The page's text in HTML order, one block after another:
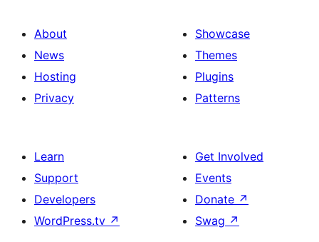
About
News
Hosting
Privacy
Showcase
Themes
Plugins
Patterns
Learn
Support
Developers
WordPress.tv ↗
Get Involved
Events
Donate ↗
Swag ↗